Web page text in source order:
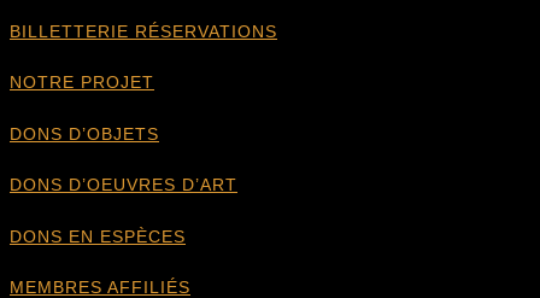
BILLETTERIE RÉSERVATIONS
NOTRE PROJET
DONS D’OBJETS
DONS D’OEUVRES D’ART
DONS EN ESPÈCES
MEMBRES AFFILIÉS